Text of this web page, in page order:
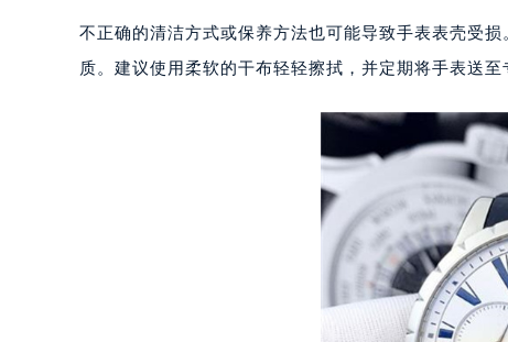
重庆市江北区观音桥步行街2号融恒时
郑州市二七区铭功路10号华润大厦写
太原市迎泽区解放路15号亨得利名表
沈阳市沈河区中街路137号亨得利名
沈阳市沈河区中街路83号亨得利名表
乌鲁木齐市天山区红山路26号时代广
温州市鹿城区锦绣路1067号置信广场
哈尔滨市道里区友谊西路600号富力
大连市中山区人民路15号国际金融大
佛山市禅城区季华五路57号万科金融
不正确的清洁方式或保养方法也可能导致手表表壳受
质。建议使用柔软的干布轻轻擦拭，并定期将手表送至